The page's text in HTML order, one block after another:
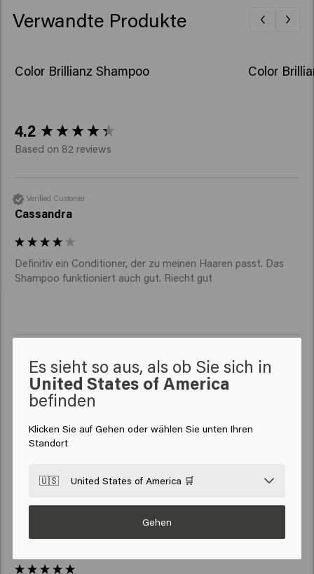
Acetyloctahydronaphthalenes.​
Verwandte Produkte
Color Brillianz Shampoo Color
4.2
Based on 82 reviews
Verified Customer
Cassandra
Definitiv ein Conditioner, der zu meinen Haaren passt. Das
Shampoo funktioniert auch gut. Riecht gut
Verified Customer
Anonym
Es funktioniert! Ich liebe es!
Anonymous
New content loaded
Es sieht so aus, als ob Sie sich in
United States of America
befinden
Klicken Sie auf Gehen oder wählen Sie unten Ihren
Standort
🇺🇸 United States of America 🛒
Gehen